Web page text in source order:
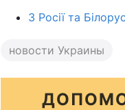
З Росії та
новости Украины